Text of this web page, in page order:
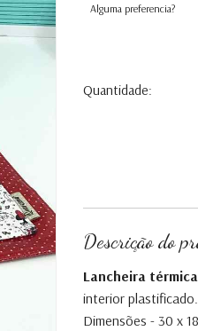
Alguma preferencia?
Quantidade:
Descrição do
Lancheira térmica
interior plastificado.
Dimensões - 30 x